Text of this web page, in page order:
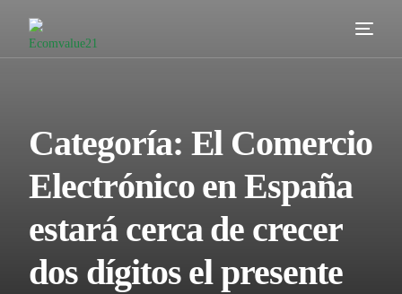
Categoría: El Comercio
Electrónico en España
estará cerca de crecer
dos dígitos el presente
Valor añadido